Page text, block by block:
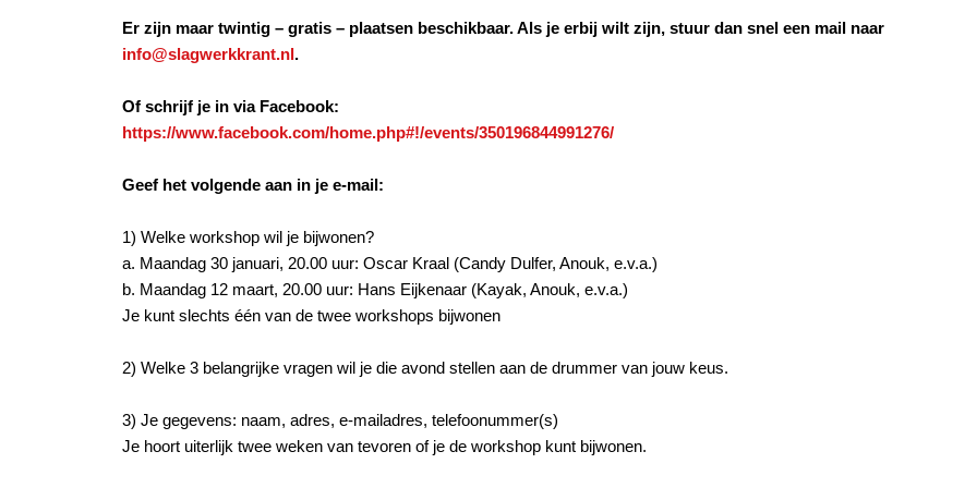
Er zijn maar twintig – gratis – plaatsen beschikbaar. Als je erbij wilt zijn, stuur dan snel een mail naar
info@slagwerkkrant.nl.
Of schrijf je in via Facebook:
https://www.facebook.com/home.php#!/events/350196844991276/
Geef het volgende aan in je e-mail:
1) Welke workshop wil je bijwonen?
a. Maandag 30 januari, 20.00 uur: Oscar Kraal (Candy Dulfer, Anouk, e.v.a.)
b. Maandag 12 maart, 20.00 uur: Hans Eijkenaar (Kayak, Anouk, e.v.a.)
Je kunt slechts één van de twee workshops bijwonen
2) Welke 3 belangrijke vragen wil je die avond stellen aan de drummer van jouw keus.
3) Je gegevens: naam, adres, e-mailadres, telefoonummer(s)
Je hoort uiterlijk twee weken van tevoren of je de workshop kunt bijwonen.